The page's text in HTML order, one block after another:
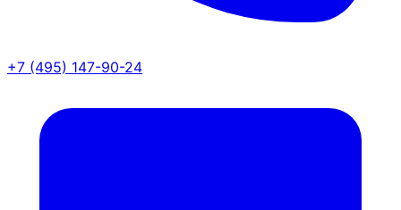
+7 (495) 147-90-24